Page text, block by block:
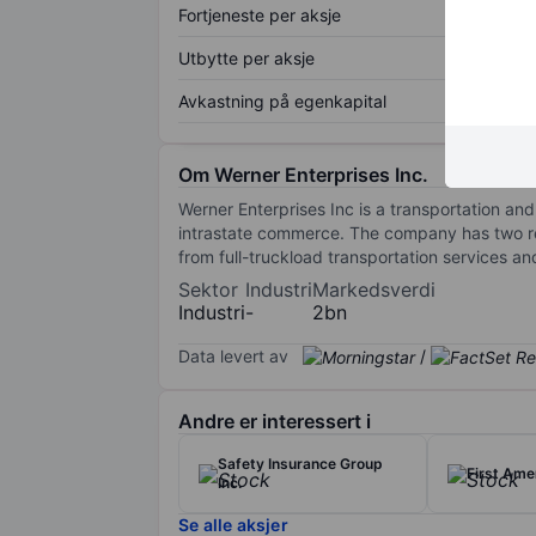
Fortjeneste per aksje
Utbytte per aksje
Avkastning på egenkapital
Om Werner Enterprises Inc.
Werner Enterprises Inc is a transportation
intrastate commerce. The company has two
from full-truckload transportation services
Sektor
Industri
Industri
-
Markedsverdi
2bn
Data levert av /
Andre er interessert i
Safety Insurance Group
Inc.
First
Se alle aksjer